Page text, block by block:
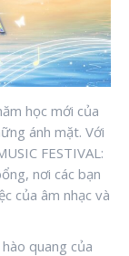
học mới của
ánh mặt. Với
FESTIVAL:
nơi các bạn
của âm nhạc và
quang của